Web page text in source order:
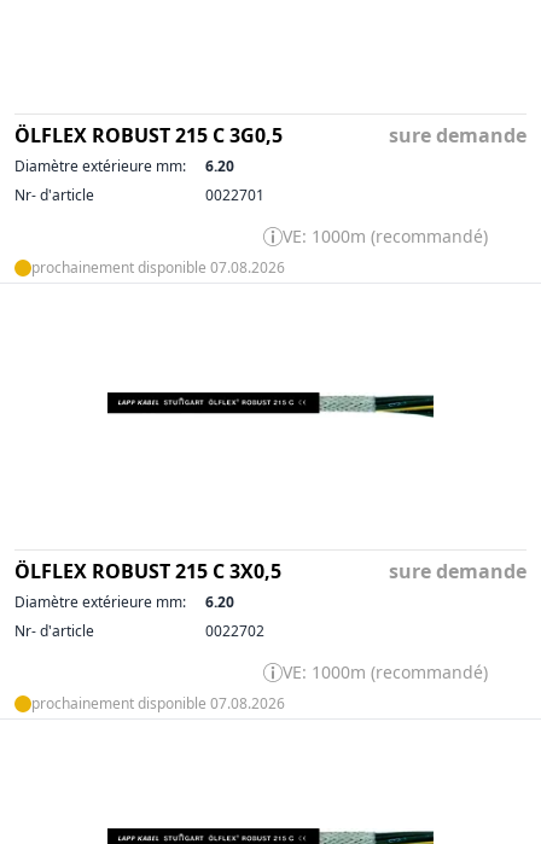
ÖLFLEX ROBUST 215 C 3G0,5 sure demande
Diamètre extérieure mm:
6.20
Nr- d'article
0022701
VE: 1000m (recommandé)
prochainement disponible 07.08.2026
ÖLFLEX ROBUST 215 C 3X0,5 sure demande
Diamètre extérieure mm:
6.20
Nr- d'article
0022702
VE: 1000m (recommandé)
prochainement disponible 07.08.2026